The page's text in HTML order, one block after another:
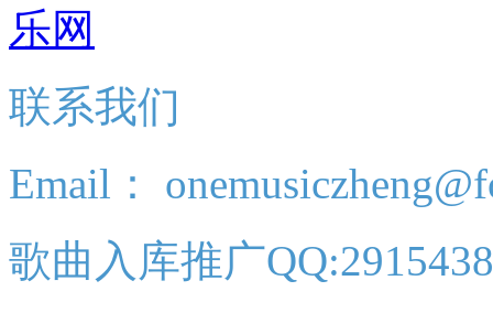
联系我们
Email：
歌曲入库推广